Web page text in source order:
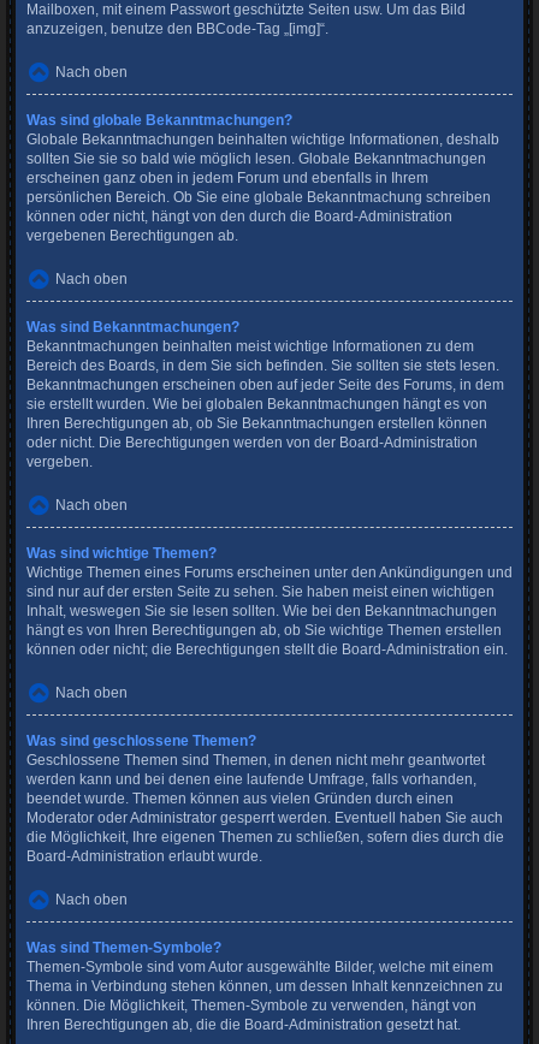
Mailboxen, mit einem Passwort geschützte Seiten usw. Um das Bild
anzuzeigen, benutze den BBCode-Tag „[img]“.
Nach oben
Was sind globale Bekanntmachungen?
Globale Bekanntmachungen beinhalten wichtige Informationen, deshalb
sollten Sie sie so bald wie möglich lesen. Globale Bekanntmachungen
erscheinen ganz oben in jedem Forum und ebenfalls in Ihrem
persönlichen Bereich. Ob Sie eine globale Bekanntmachung schreiben
können oder nicht, hängt von den durch die Board-Administration
vergebenen Berechtigungen ab.
Nach oben
Was sind Bekanntmachungen?
Bekanntmachungen beinhalten meist wichtige Informationen zu dem
Bereich des Boards, in dem Sie sich befinden. Sie sollten sie stets lesen.
Bekanntmachungen erscheinen oben auf jeder Seite des Forums, in dem
sie erstellt wurden. Wie bei globalen Bekanntmachungen hängt es von
Ihren Berechtigungen ab, ob Sie Bekanntmachungen erstellen können
oder nicht. Die Berechtigungen werden von der Board-Administration
vergeben.
Nach oben
Was sind wichtige Themen?
Wichtige Themen eines Forums erscheinen unter den Ankündigungen und
sind nur auf der ersten Seite zu sehen. Sie haben meist einen wichtigen
Inhalt, weswegen Sie sie lesen sollten. Wie bei den Bekanntmachungen
hängt es von Ihren Berechtigungen ab, ob Sie wichtige Themen erstellen
können oder nicht; die Berechtigungen stellt die Board-Administration ein.
Nach oben
Was sind geschlossene Themen?
Geschlossene Themen sind Themen, in denen nicht mehr geantwortet
werden kann und bei denen eine laufende Umfrage, falls vorhanden,
beendet wurde. Themen können aus vielen Gründen durch einen
Moderator oder Administrator gesperrt werden. Eventuell haben Sie auch
die Möglichkeit, Ihre eigenen Themen zu schließen, sofern dies durch die
Board-Administration erlaubt wurde.
Nach oben
Was sind Themen-Symbole?
Themen-Symbole sind vom Autor ausgewählte Bilder, welche mit einem
Thema in Verbindung stehen können, um dessen Inhalt kennzeichnen zu
können. Die Möglichkeit, Themen-Symbole zu verwenden, hängt von
Ihren Berechtigungen ab, die die Board-Administration gesetzt hat.